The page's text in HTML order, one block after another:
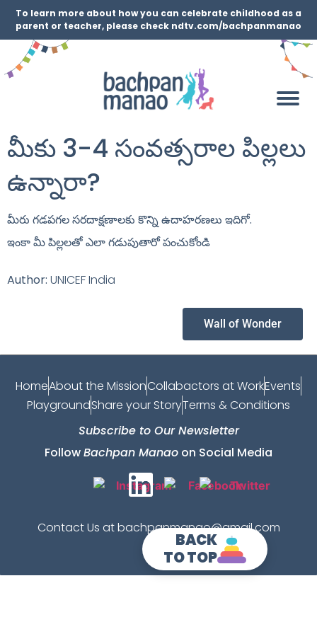
To learn more about how you can celebrate childhood as a
parent or teacher, please check ndtv.com/bachpanmanao
మీకు 3-4 సంవత్సరాల పిల్లలు
ఉన్నారా?
మీరు గడపగల సరదాక్షణాలకు కొన్ని ఉదాహరణలు ఇదిగో.
ఇంకా మీ పిల్లలతో ఎలా గడుపుతారో పంచుకోండి
Author: UNICEF India
Wall of Wonder
HomeAbout the MissionCollabactors at WorkEvents
PlaygroundShare your StoryTerms & Conditions
BACK
TO TOP
Subscribe to Our Newsletter
FollowBachpan Manao on Social Media
Contact Us at bachpanmanao@gmail.com